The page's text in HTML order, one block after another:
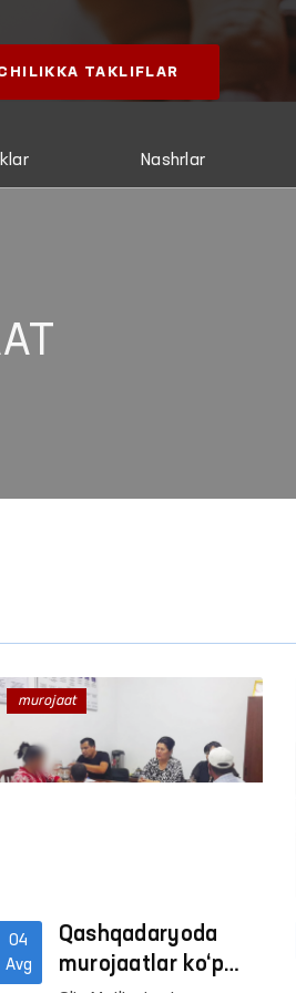
TAKLIFLAR
Nashrlar
04
Avg
Qashqadaryoda
murojaatlar ko‘p
murojaat